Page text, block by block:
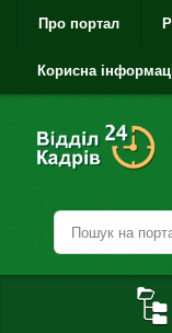
Про портал
Корисна